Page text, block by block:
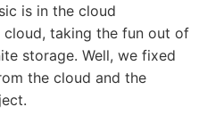
is in the cloud
taking the fun out of
storage. Well, we fixed
the cloud and the